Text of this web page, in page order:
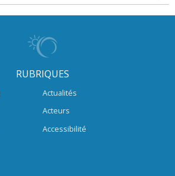
RUBRIQUES
Actualités
Acteurs
Accessibilité